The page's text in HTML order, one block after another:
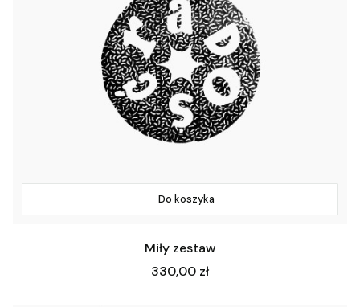
Do koszyka
Miły zestaw
Cena
330,00 zł